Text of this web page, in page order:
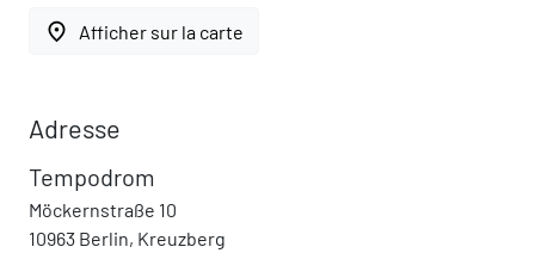
place Afficher sur la carte
Adresse
Tempodrom
Möckernstraße 10
10963 Berlin, Kreuzberg